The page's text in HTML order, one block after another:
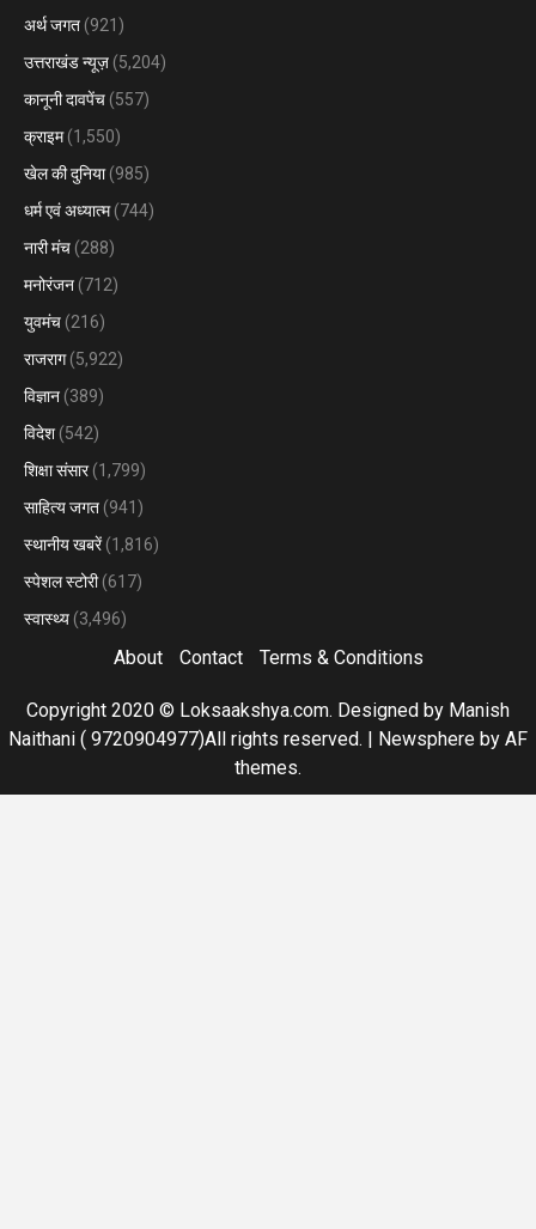
अर्थ जगत (921)
उत्तराखंड न्यूज़ (5,204)
कानूनी दावपेंच (557)
क्राइम(1,550)
खेल की दुनिया(985)
धर्म एवं अध्यात्म(744)
नारी मंच (288)
मनोरंजन (712)
युवमंच (216)
राजराग(5,922)
विज्ञान (389)
विदेश (542)
शिक्षा संसार(1,799)
साहित्य जगत (941)
स्थानीय खबरें(1,816)
स्पेशल स्टोरी(617)
स्वास्थ्य (3,496)
About Contact Terms & Conditions
Copyright 2020 © Loksaakshya.com. Designed by Manish
Naithani ( 9720904977)All rights reserved. | Newsphere by AF
themes.